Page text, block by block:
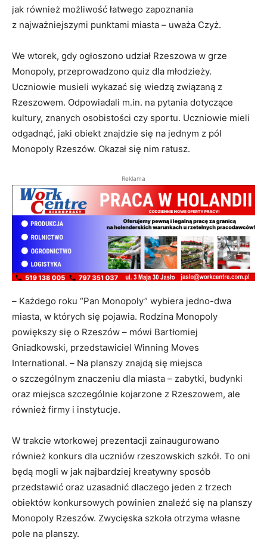
jak również możliwość łatwego zapoznania
z najważniejszymi punktami miasta – uważa Czyż.
We wtorek, gdy ogłoszono udział Rzeszowa w grze
Monopoly, przeprowadzono quiz dla młodzieży.
Uczniowie musieli wykazać się wiedzą związaną z
Rzeszowem. Odpowiadali m.in. na pytania dotyczące
kultury, znanych osobistości czy sportu. Uczniowie mieli
odgadnąć, jaki obiekt znajdzie się na jednym z pól
Monopoly Rzeszów. Okazał się nim ratusz.
Reklama
– Każdego roku “Pan Monopoly” wybiera jedno-dwa
miasta, w których się pojawia. Rodzina Monopoly
powiększy się o Rzeszów – mówi Bartłomiej
Gniadkowski, przedstawiciel Winning Moves
International. – Na planszy znajdą się miejsca
o szczególnym znaczeniu dla miasta – zabytki, budynki
oraz miejsca szczególnie kojarzone z Rzeszowem, ale
również firmy i instytucje.
W trakcie wtorkowej prezentacji zainaugurowano
również konkurs dla uczniów rzeszowskich szkół. To oni
będą mogli w jak najbardziej kreatywny sposób
przedstawić oraz uzasadnić dlaczego jeden z trzech
obiektów konkursowych powinien znaleźć się na planszy
Monopoly Rzeszów. Zwycięska szkoła otrzyma własne
pole na planszy.